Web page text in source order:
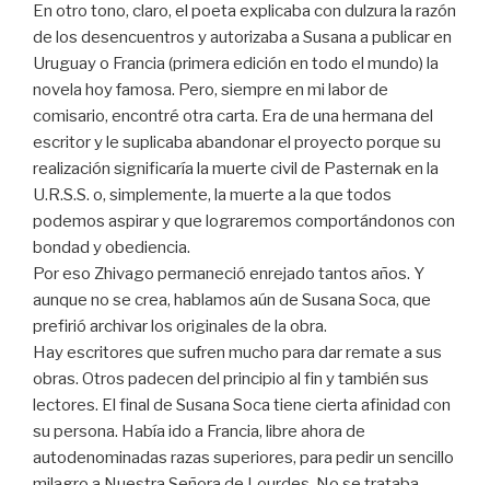
En otro tono, claro, el poeta explicaba con dulzura la razón
de los desencuentros y autorizaba a Susana a publicar en
Uruguay o Francia (primera edición en todo el mundo) la
novela hoy famosa. Pero, siempre en mi labor de
comisario, encontré otra carta. Era de una hermana del
escritor y le suplicaba abandonar el proyecto porque su
realización significaría la muerte civil de Pasternak en la
U.R.S.S. o, simplemente, la muerte a la que todos
podemos aspirar y que lograremos comportándonos con
bondad y obediencia.
Por eso Zhivago permaneció enrejado tantos años. Y
aunque no se crea, hablamos aún de Susana Soca, que
prefirió archivar los originales de la obra.
Hay escritores que sufren mucho para dar remate a sus
obras. Otros padecen del principio al fin y también sus
lectores. El final de Susana Soca tiene cierta afinidad con
su persona. Había ido a Francia, libre ahora de
autodenominadas razas superiores, para pedir un sencillo